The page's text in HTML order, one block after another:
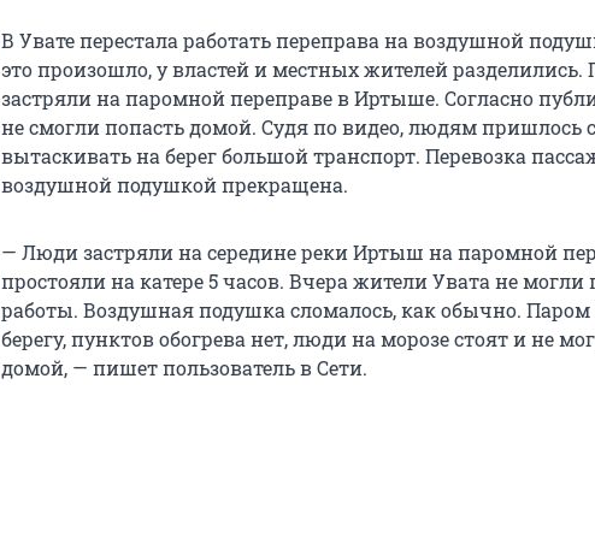
В Увате перестала работать переправа на воздушной
это произошло, у властей и местных жителей
застряли на паромной переправе в Иртыше. Согласно
не смогли попасть домой. Судя по видео, людям пришлось
вытаскивать на берег большой транспорт. Перевозка
воздушной подушкой прекращена.
— Люди застряли на середине реки Иртыш на паромной
простояли на катере 5 часов. Вчера жители Увата не могли
работы. Воздушная подушка сломалось, как обычно.
берегу, пунктов обогрева нет, люди на морозе стоят и не
домой, — пишет пользователь в Сети.